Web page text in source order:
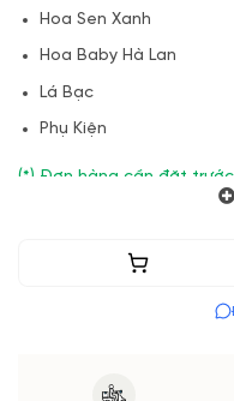
Hoa Sen Xanh
Hoa Baby Hà Lan
Lá Bạc
Phụ Kiện
(*) Đơn hàng cần đặt
theo màu tốt nhất cho
sắc. Nếu có thay đổi về
khách hàng xác nhận
Thêm vào giỏ